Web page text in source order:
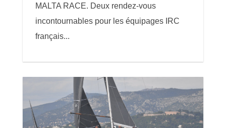
MALTA RACE. Deux rendez-vous
incontournables pour les équipages IRC
français...